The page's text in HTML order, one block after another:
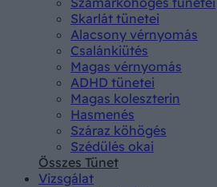
Skarlát tünetei
Alacsony vérnyomás
Csalánkiütés
Magas vérnyomás
ADHD tünetei
Magas koleszterin
Hasmenés
Száraz köhögés
Szédülés okai
Összes Tünet
Vizsgálat